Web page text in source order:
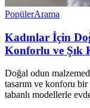
PopülerArama
Kadınlar İçin
Konforlu ve Şık
Doğal odun
tasarım ve konforu
tabanlı modellerle